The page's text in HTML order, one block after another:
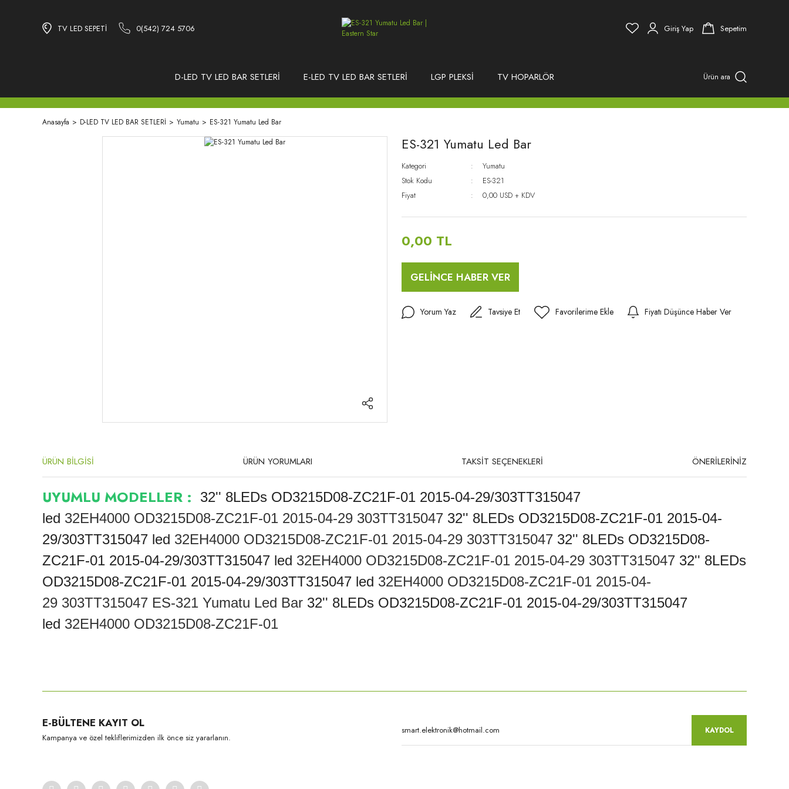
TV LED SEPETİ 0(542) 724 5706 Giriş Yap Sepetim
D-LED TV LED BAR SETLERİ E-LED TV LED BAR SETLERİ LGP PLEKSİ TV HOPARLÖR Ürün ara
Anasayfa D-LED TV LED BAR SETLERİ Yumatu ES-321 Yumatu Led Bar
ES-321 Yumatu Led Bar
Kategori
Yumatu
Stok Kodu
ES-321
Fiyat
0,00 USD + KDV
0,00 TL
GELİNCE HABER VER
Yorum Yaz Tavsiye Et Fiyatı Düşünce Haber Ver
ÜRÜN BİLGİSİ ÜRÜN YORUMLARI TAKSİT SEÇENEKLERİ ÖNERİLERİNİZ
UYUMLU MODELLER :
32'' 8LEDs OD3215D08-ZC21F-01 2015-04-29/303TT315047
led 32EH4000 OD3215D08-ZC21F-01 2015-04-29 303TT315047 32'' 8LEDs OD3215D08-ZC21F-01 2015-04-
29/303TT315047 led 32EH4000 OD3215D08-ZC21F-01 2015-04-29 303TT315047 32'' 8LEDs OD3215D08-
ZC21F-01 2015-04-29/303TT315047 led 32EH4000 OD3215D08-ZC21F-01 2015-04-29 303TT315047 32'' 8LEDs
OD3215D08-ZC21F-01 2015-04-29/303TT315047 led 32EH4000 OD3215D08-ZC21F-01 2015-04-
29 303TT315047 ES-321 Yumatu Led Bar 32'' 8LEDs OD3215D08-ZC21F-01 2015-04-29/303TT315047
led 32EH4000 OD3215D08-ZC21F-01
Ürün açıklamasında eksik bilgiler bulunuyor.
Ürün bilgilerinde hatalar bulunuyor.
E-BÜLTENE KAYIT OL
Kampanya ve özel tekliflerimizden ilk önce siz yararlanın.
KAYDOL